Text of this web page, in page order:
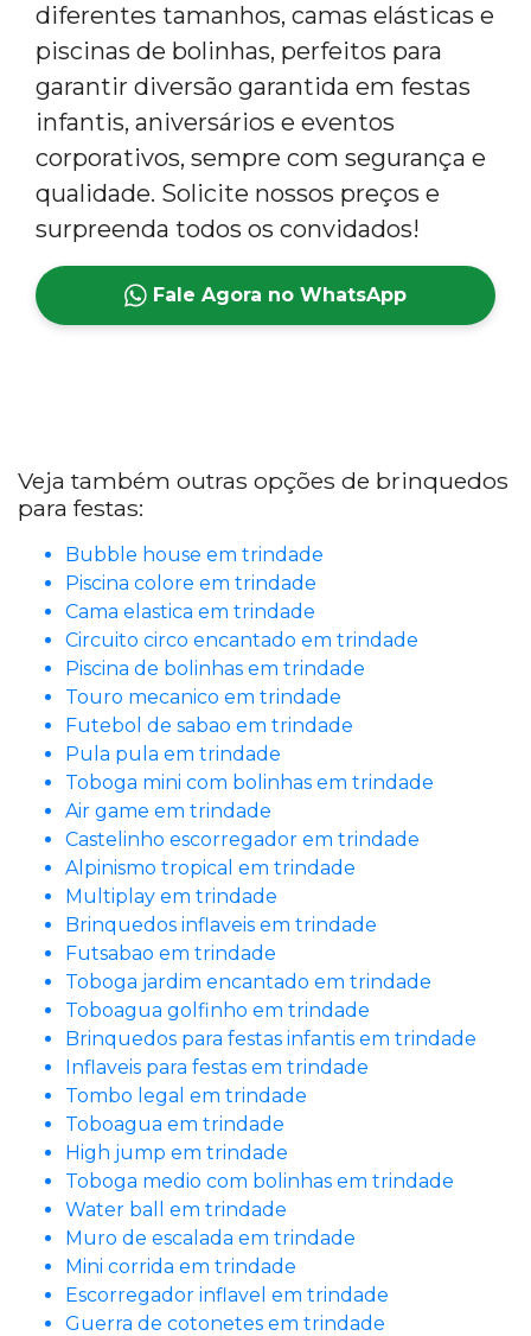
diferentes tamanhos, camas elásticas e
piscinas de bolinhas, perfeitos para
garantir diversão garantida em festas
infantis, aniversários e eventos
corporativos, sempre com segurança e
qualidade. Solicite nossos preços e
surpreenda todos os convidados!
Fale Agora no WhatsApp
Veja também outras opções de brinquedos
para festas:
Bubble house em trindade
Piscina colore em trindade
Cama elastica em trindade
Circuito circo encantado em trindade
Piscina de bolinhas em trindade
Touro mecanico em trindade
Futebol de sabao em trindade
Pula pula em trindade
Toboga mini com bolinhas em trindade
Air game em trindade
Castelinho escorregador em trindade
Alpinismo tropical em trindade
Multiplay em trindade
Brinquedos inflaveis em trindade
Futsabao em trindade
Toboga jardim encantado em trindade
Toboagua golfinho em trindade
Brinquedos para festas infantis em trindade
Inflaveis para festas em trindade
Tombo legal em trindade
Toboagua em trindade
High jump em trindade
Toboga medio com bolinhas em trindade
Water ball em trindade
Muro de escalada em trindade
Mini corrida em trindade
Escorregador inflavel em trindade
Guerra de cotonetes em trindade